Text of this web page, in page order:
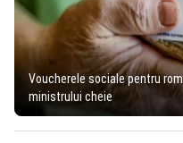
Voucherele sociale pentru
ministrului cheie